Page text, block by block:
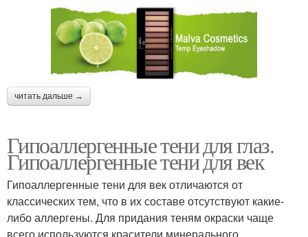
читать дальше →
Гипоаллергенные тени для глаз.
Гипоаллергенные тени для век
Гипоаллергенные тени для век отличаются от
классических тем, что в их составе отсутствуют какие-
либо аллергены. Для придания теням окраски чаще